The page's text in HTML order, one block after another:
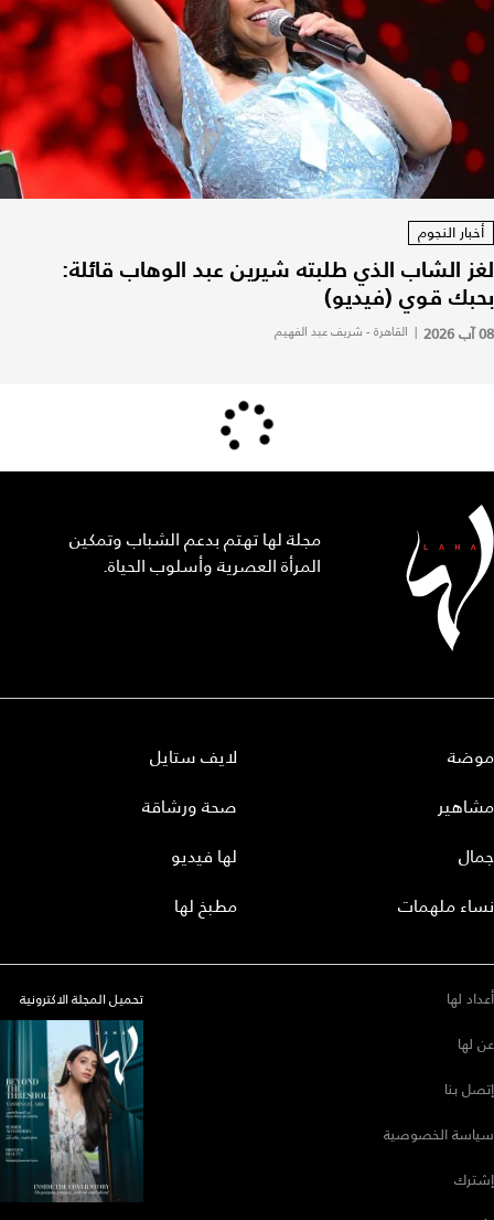
أخبار النجوم
لغز الشاب الذي طلبته شيرين عبد الوهاب قائلة:
بحبك قوي (فيديو)
08 آب 2026 | القاهرة - شريف عبد الفهيم
مجلة لها تهتم بدعم الشباب وتمكين
المرأة العصرية وأسلوب الحياة.
موضة
مشاهير
جمال
نساء ملهمات
لايف ستايل
صحة ورشاقة
لها فيديو
مطبخ لها
أعداد لها
عن لها
إتصل بنا
سياسة الخصوصية
إشترك
تحميل المجلة الاكترونية